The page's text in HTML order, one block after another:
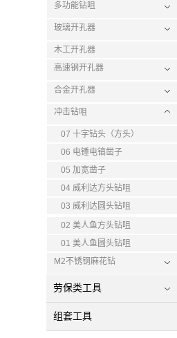
多功能钻咀
玻璃开孔器
木工开孔器
高速钢开孔器
合金开孔器
冲击钻咀
07 十字钻头（方头）
06 电锤电镐凿子
05 加宽凿子
04 威利达方头钻咀
03 威利达圆头钻咀
02 美人鱼方头钻咀
01 美人鱼圆头钻咀
M2不锈钢麻花钻
劳保类工具
组套工具